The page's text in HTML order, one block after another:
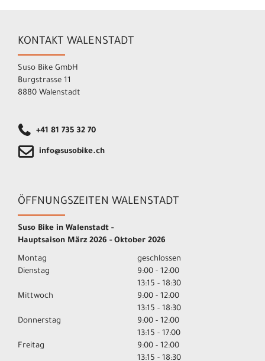
KONTAKT WALENSTADT
Suso Bike GmbH
Burgstrasse 11
8880 Walenstadt
+41 81 735 32 70
info@susobike.ch
ÖFFNUNGSZEITEN WALENSTADT
Suso Bike in Walenstadt -
Hauptsaison März 2026 - Oktober 2026
Montag
geschlossen
Dienstag
9:00 - 12:00
13:15 - 18:30
Mittwoch
9:00 - 12:00
13:15 - 18:30
Donnerstag
9:00 - 12:00
13:15 - 17:00
Freitag
9:00 - 12:00
13:15 - 18:30